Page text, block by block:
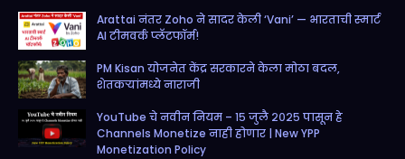
o
k
a
m
r
e
Arattai नंतर Zoho ने सादर केली ‘Vani’ — भारताची स्मार्ट
AI टीमवर्क प्लॅटफॉर्म!
PM Kisan योजनेत केंद्र सरकारने केला मोठा बदल,
शेतकऱ्यांमध्ये नाराजी
YouTube चे नवीन नियम – १५ जुलै २०२५ पासून हे
Channels Monetize नाही होणार | New YPP
Monetization Policy